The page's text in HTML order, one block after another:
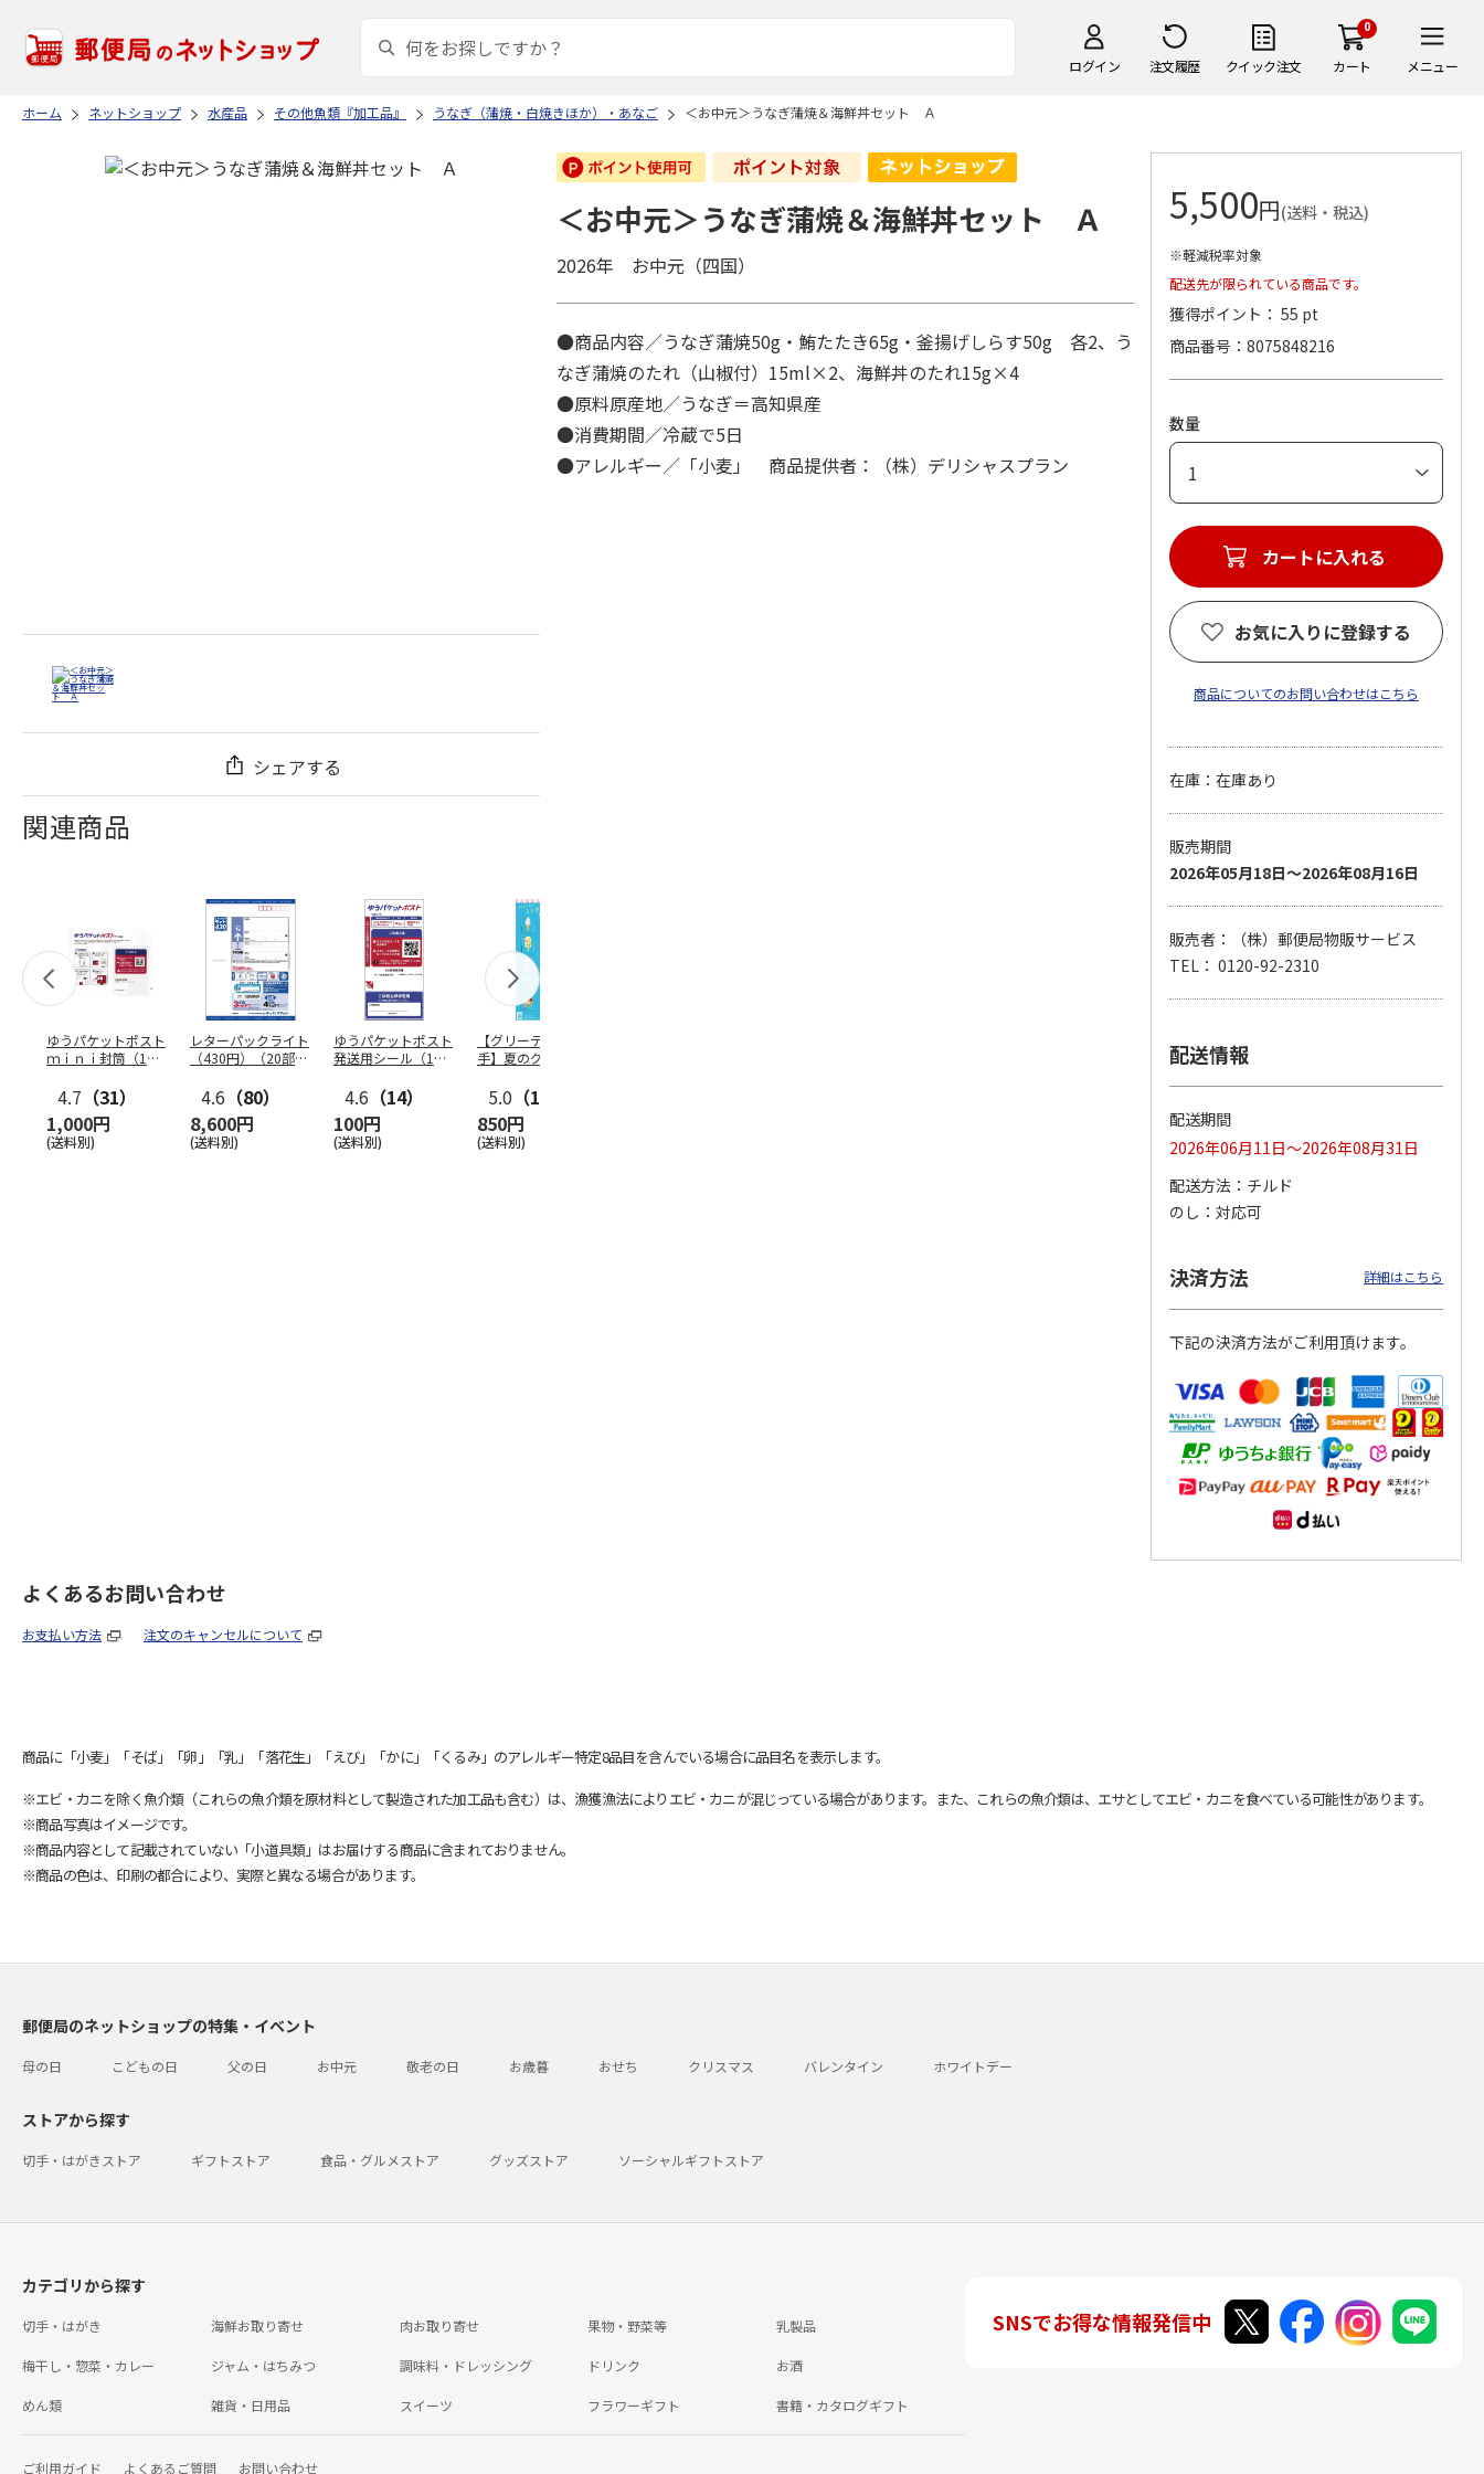
ログイン 注文履歴 クイック注文
0
カート メニュー
ホーム ネットショップ 水産品 その他魚類『加工品』 うなぎ（蒲焼・白焼きほか）・あなご ＜お中元＞うなぎ蒲焼＆海鮮丼セット Ａ
シェアする
関連商品
ゆうパケットポスト
ｍｉｎｉ封筒（1個
4.7 （31）
1,000円
(送料別)
レターパックライト
（430円）（20部セ
4.6 （80）
8,600円
(送料別)
ゆうパケットポスト
発送用シール（1個
4.6 （14）
100円
(送料別)
【グリーティング切
手】夏のグリーティ
5.0 （10）
850円
(送料別)
手】グリーティング
円…
5,500円
(送料別) (送料別)
＜お中元＞うなぎ蒲焼＆海鮮丼セット Ａ
2026年 お中元（四国）
●商品内容／うなぎ蒲焼50g・鮪たたき65g・釜揚げしらす50g 各2、う
なぎ蒲焼のたれ（山椒付）15ml×2、海鮮丼のたれ15g×4
●原料原産地／うなぎ＝高知県産
●消費期間／冷蔵で5日
●アレルギー／「小麦」 商品提供者：（株）デリシャスプラン
5,500円(送料・税込)
※軽減税率対象
配送先が限られている商品です。
獲得ポイント： 55 pt
商品番号
8075848216
数量
カートに入れる
お気に入りに登録する
商品についてのお問い合わせはこちら
在庫：在庫あり
販売期間
2026年05月18日～2026年08月16日
販売者：（株）郵便局物販サービス
TEL： 0120-92-2310
配送情報
配送期間
2026年06月11日～2026年08月31日
配送方法
チルド
のし
対応可
決済方法 詳細はこちら
下記の決済方法がご利用頂けます。
よくあるお問い合わせ
お支払い方法 注文のキャンセルについて
商品に「小麦」「そば」「卵」「乳」「落花生」「えび」「かに」「くるみ」のアレルギー特定8品目を含んでいる場合に品目名を表示します。
※エビ・カニを除く魚介類（これらの魚介類を原材料として製造された加工品も含む）は、漁獲漁法によりエビ・カニが混じっている場合があります。また、これらの魚介類は、エサとしてエビ・カニを食べている可能性があります。
※商品写真はイメージです。
※商品内容として記載されていない「小道具類」はお届けする商品に含まれておりません。
※商品の色は、印刷の都合により、実際と異なる場合があります。
郵便局のネットショップの特集・イベント
母の日 こどもの日 父の日 お中元 敬老の日 お歳暮 おせち クリスマス バレンタイン ホワイトデー
ストアから探す
切手・はがきストア ギフトストア 食品・グルメストア グッズストア ソーシャルギフトストア
カテゴリから探す
切手・はがき 海鮮お取り寄せ 肉お取り寄せ 果物・野菜等 乳製品
梅干し・惣菜・カレー ジャム・はちみつ 調味料・ドレッシング ドリンク お酒
めん類 雑貨・日用品 スイーツ フラワーギフト 書籍・カタログギフト
ご利用ガイド よくあるご質問 お問い合わせ
SNSでお得な情報発信中